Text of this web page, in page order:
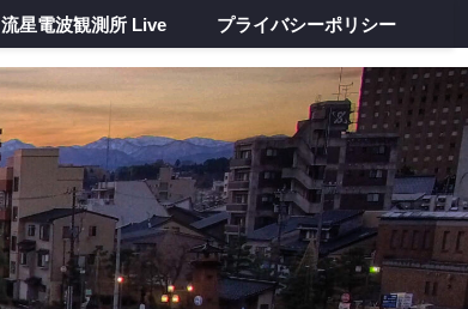
流星電波観測所 Live プライバシーポリシー